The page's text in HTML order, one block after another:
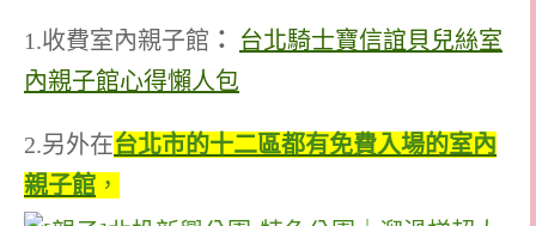
1.收費室內親子館 ：
台北騎士寶信誼貝兒絲室
內親子館心得懶人包
2.另外在台北市的十二區都有免費入場的室內
親子館 ，